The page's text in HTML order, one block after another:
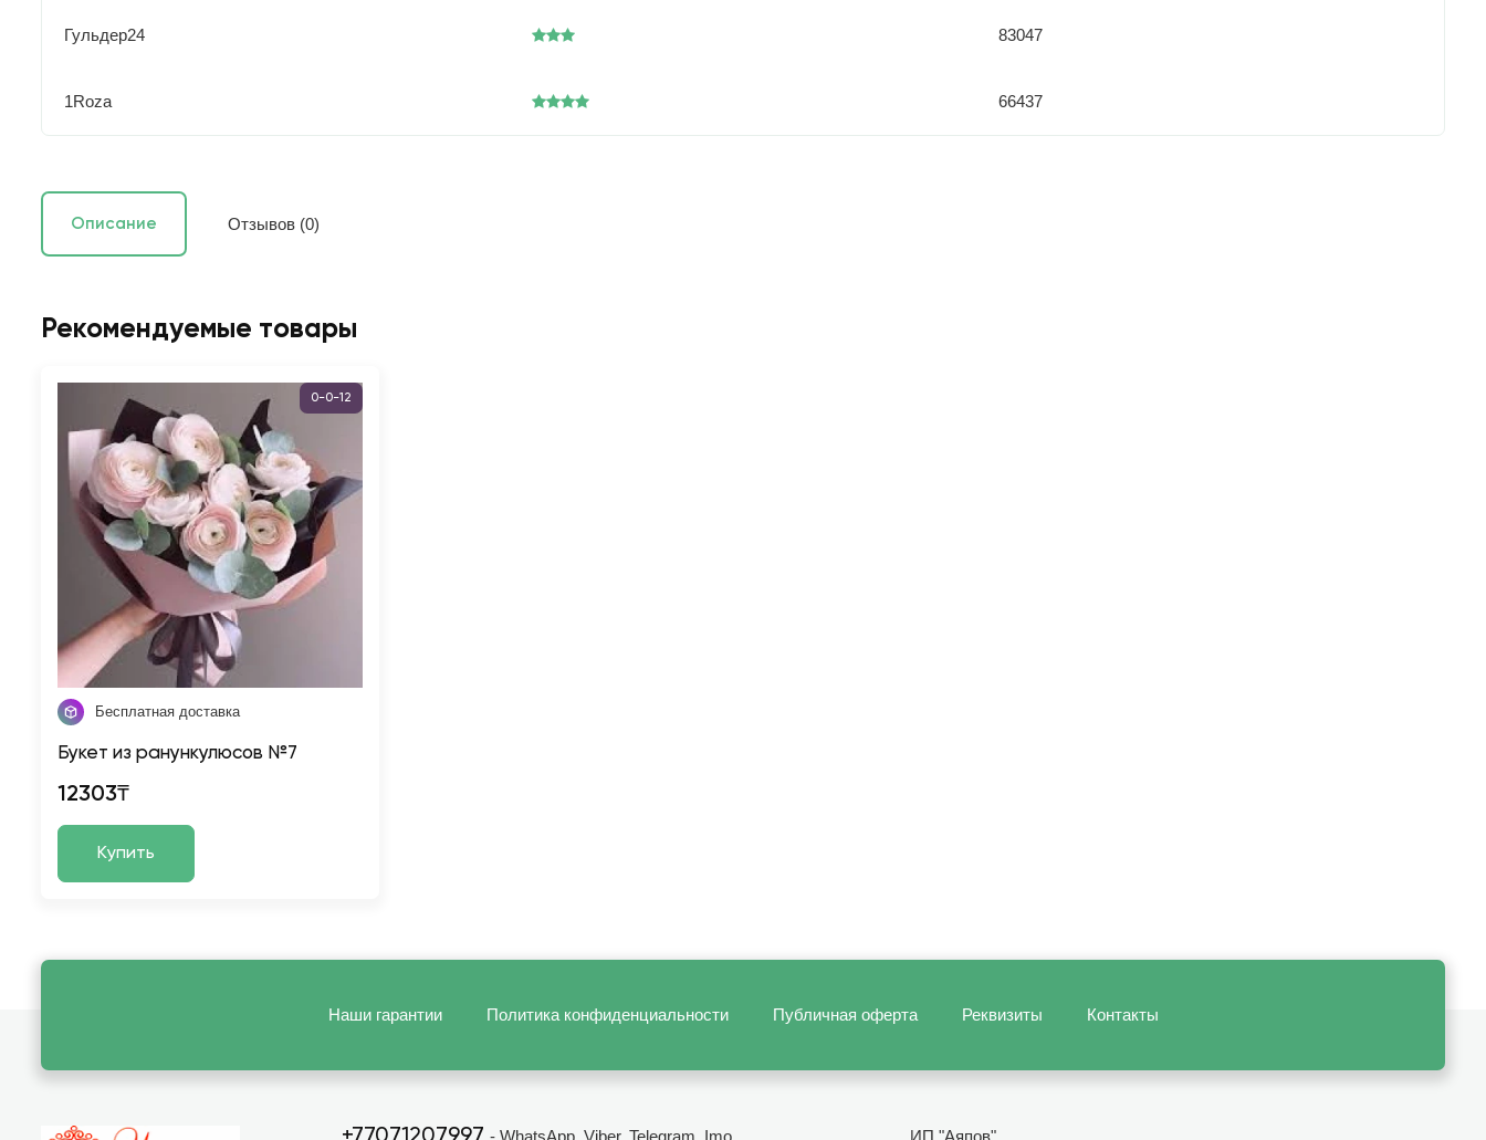
Гульдер24 83047
1Roza 66437
Описание Отзывов (0)
Рекомендуемые товары
0-0-12
Бесплатная доставка
Букет из ранункулюсов №7
12303₸
Купить
Наши гарантии Политика конфиденциальности Публичная оферта Реквизиты Контакты